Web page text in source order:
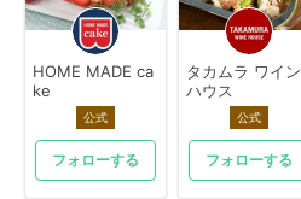
HOME MADE ca
ke
公式
フォローする
タカムラ ワイン
ハウス
公式
フォローする